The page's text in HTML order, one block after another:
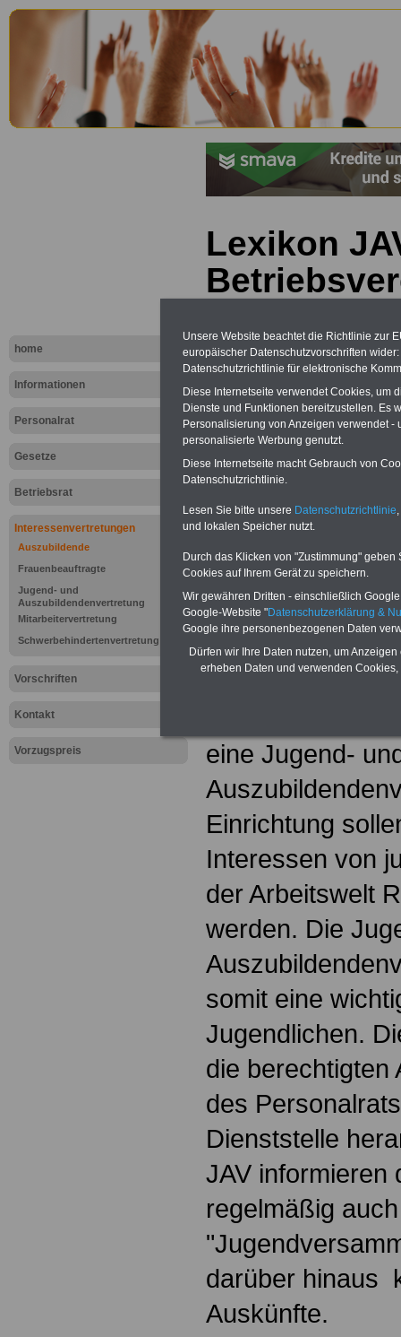
home
Informationen
Personalrat
Gesetze
Betriebsrat
Interessenvertretungen
Auszubildende
Frauenbeauftragte
Jugend- und
Auszubildendenvertretung
Mitarbeitervertretung
Schwerbehindertenvertretung
Vorschriften
Kontakt
Vorzugspreis
Lexikon
Lexikon
eine Jugend-
Einrichtung
Interessen von
der Arbeitswelt
werden. Die
somit eine
Jugendlichen.
die berechtigten
des
Dienststelle
JAV informieren
regelmäßig
darüber hinaus
Auskünfte.
Unsere Website beachtet die Richtlinie zur
europäischer Datenschutzvorschriften
Datenschutzrichtlinie für elektronische
Diese Internetseite verwendet Cookies, um
Dienste und Funktionen bereitzustellen. Es
Personalisierung von Anzeigen verwendet
personalisierte Werbung genutzt.
Diese Internetseite macht Gebrauch von
Datenschutzrichtlinie.
Lesen Sie bitte unsere Datenschutzrichtlinie
und lokalen Speicher nutzt.
Durch das Klicken von "Zustimmung"
Cookies auf Ihrem Gerät zu speichern.
Wir gewähren Dritten - einschließlich
Google-Website "Datenschutzerklärung &
Google ihre personenbezogenen Daten
Dürfen wir Ihre Daten nutzen, um
erheben Daten und verwenden